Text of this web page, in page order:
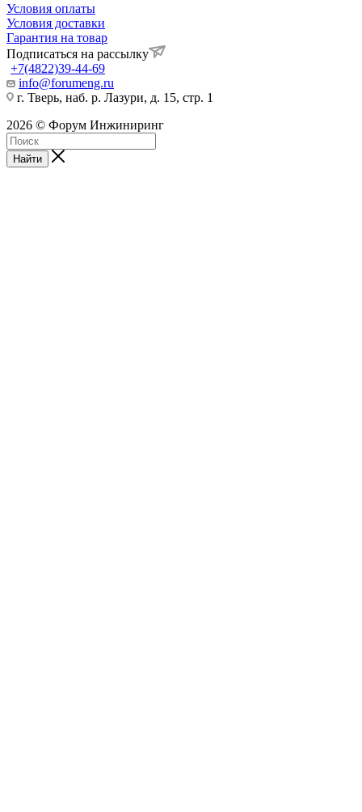
Условия оплаты
Условия доставки
Гарантия на товар
Подписаться на рассылку
+7(4822)39-44-69
info@forumeng.ru
г. Тверь, наб. р. Лазури, д. 15, стр. 1
2026 © Форум Инжиниринг
Найти